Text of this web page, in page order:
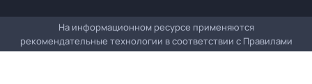
На информационном ресурсе применяются
рекомендательные технологии в соответствии с Правилами